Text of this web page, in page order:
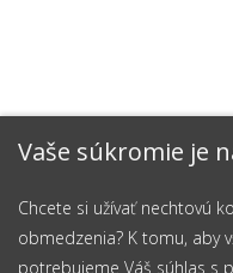
Vaše súkromie je
Chcete si užívať nechtovú
obmedzenia? K tomu, aby
potrebujeme Váš súhlas s